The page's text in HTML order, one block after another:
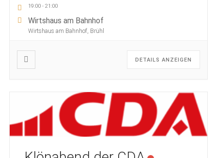
19:00 -21:00
Wirtshaus am Bahnhof
Wirtshaus am Bahnhof, Brühl
DETAILS ANZEIGEN